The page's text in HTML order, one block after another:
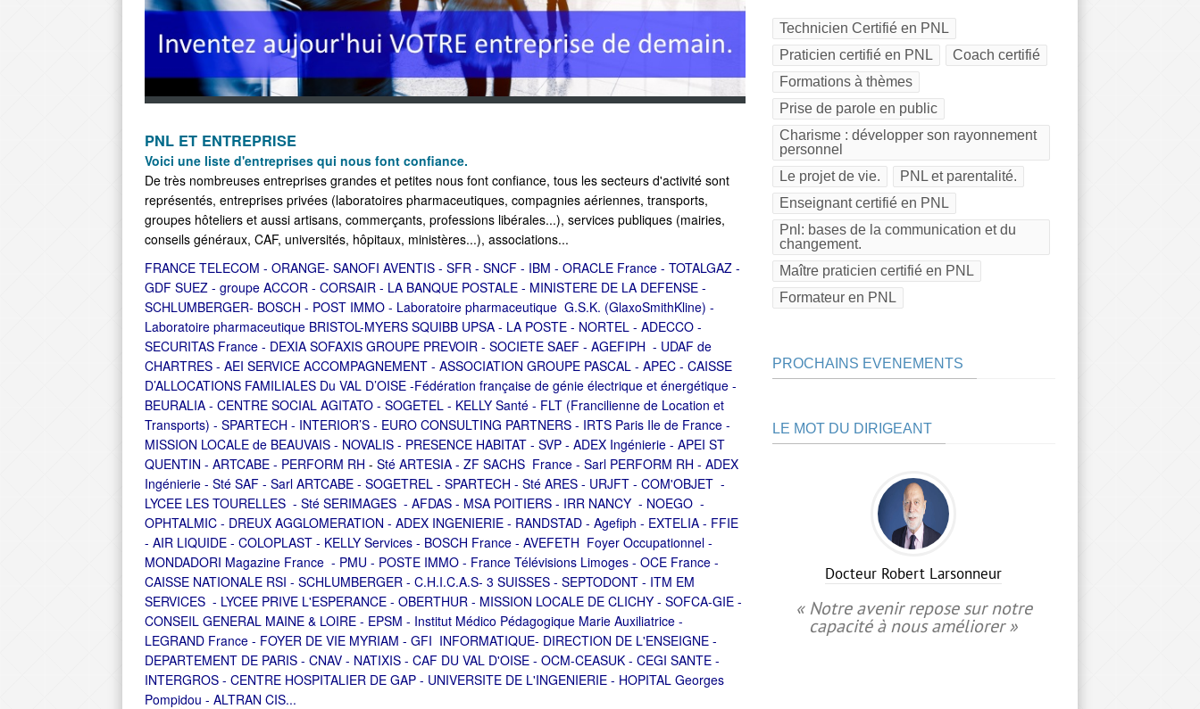
PNL ET ENTREPRISE
Voici une liste d'entreprises qui nous font confiance.
De très nombreuses entreprises grandes et petites nous font confiance, tous les secteurs d'activité sont
représentés, entreprises privées (laboratoires pharmaceutiques, compagnies aériennes, transports,
groupes hôteliers et aussi artisans, commerçants, professions libérales...), services publiques (mairies,
conseils généraux, CAF, universités, hôpitaux, ministères...), associations...
FRANCE TELECOM - ORANGE- SANOFI AVENTIS - SFR - SNCF - IBM - ORACLE France - TOTALGAZ -
GDF SUEZ - groupe ACCOR - CORSAIR - LA BANQUE POSTALE - MINISTERE DE LA DEFENSE -
SCHLUMBERGER- BOSCH - POST IMMO - Laboratoire pharmaceutique G.S.K. (GlaxoSmithKline) -
Laboratoire pharmaceutique BRISTOL-MYERS SQUIBB UPSA - LA POSTE - NORTEL - ADECCO -
SECURITAS France - DEXIA SOFAXIS GROUPE PREVOIR - SOCIETE SAEF - AGEFIPH - UDAF de
CHARTRES - AEI SERVICE ACCOMPAGNEMENT - ASSOCIATION GROUPE PASCAL - APEC - CAISSE
D’ALLOCATIONS FAMILIALES Du VAL D’OISE -Fédération française de génie électrique et énergétique -
BEURALIA - CENTRE SOCIAL AGITATO - SOGETEL - KELLY Santé - FLT (Francilienne de Location et
Transports) - SPARTECH - INTERIOR’S - EURO CONSULTING PARTNERS - IRTS Paris Ile de France -
MISSION LOCALE de BEAUVAIS - NOVALIS - PRESENCE HABITAT - SVP - ADEX Ingénierie - APEI ST
QUENTIN - ARTCABE - PERFORM RH - Sté ARTESIA - ZF SACHS France - Sarl PERFORM RH - ADEX
Ingénierie - Sté SAF - Sarl ARTCABE - SOGETREL - SPARTECH - Sté ARES - URJFT - COM'OBJET -
LYCEE LES TOURELLES - Sté SERIMAGES - AFDAS - MSA POITIERS - IRR NANCY - NOEGO -
OPHTALMIC - DREUX AGGLOMERATION - ADEX INGENIERIE - RANDSTAD - Agefiph - EXTELIA - FFIE
- AIR LIQUIDE - COLOPLAST - KELLY Services - BOSCH France - AVEFETH Foyer Occupationnel -
MONDADORI Magazine France - PMU - POSTE IMMO - France Télévisions Limoges - OCE France -
CAISSE NATIONALE RSI - SCHLUMBERGER - C.H.I.C.A.S- 3 SUISSES - SEPTODONT - ITM EM
SERVICES - LYCEE PRIVE L'ESPERANCE - OBERTHUR - MISSION LOCALE DE CLICHY - SOFCA-GIE -
CONSEIL GENERAL MAINE & LOIRE - EPSM - Institut Médico Pédagogique Marie Auxiliatrice -
LEGRAND France - FOYER DE VIE MYRIAM - GFI INFORMATIQUE- DIRECTION DE L'ENSEIGNE -
DEPARTEMENT DE PARIS - CNAV - NATIXIS - CAF DU VAL D'OISE - OCM-CEASUK - CEGI SANTE -
INTERGROS - CENTRE HOSPITALIER DE GAP - UNIVERSITE DE L'INGENIERIE - HOPITAL Georges
Pompidou - ALTRAN CIS...
Technicien Certifié en PNL
Praticien certifié en PNL
Coach certifié
Formations à thèmes
Prise de parole en public
Charisme : développer son rayonnement
personnel
Le projet de vie.
PNL et parentalité.
Enseignant certifié en PNL
Pnl: bases de la communication et du
changement.
Maître praticien certifié en PNL
Formateur en PNL
PROCHAINS EVENEMENTS
LE MOT DU DIRIGEANT
Docteur Robert Larsonneur
« Notre avenir repose sur notre
capacité à nous améliorer »